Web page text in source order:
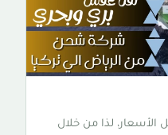
لذا من خلال